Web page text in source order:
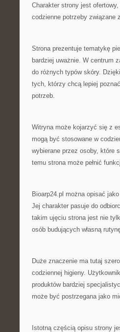
Charakter strony jest
codzienne potrzeby związane
Strona prezentuje tematykę
bardziej uważnie. W centrum
do różnych typów skóry.
tych, którzy chcą lepiej
potrzeb.
Witryna może kojarzyć się z
mogą być stosowane w
wybierane przez osoby, które
temu strona może pełnić
Bioarp24.pl można opisać
Jej charakter pasuje do
takim ujęciu strona jest nie
osób budujących własną
Duże znaczenie ma tutaj
codziennej higieny.
produktów bardziej
może być postrzegana jako
Istotną częścią opisu strony